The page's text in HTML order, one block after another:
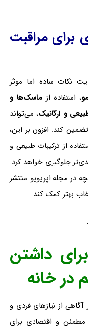
برای مراقبت
نکات ساده اما موثر
، استفاده از ماسک‌ها و
و ارگانیک، می‌تواند
کند. افزون بر این،
از ترکیبات طبیعی و
جلوگیری خواهد کرد.
در مجله اپریویو منتشر
بهتر کمک کند.
.
داشتن
خانه
آگاهی از نیازهای فردی و
مطمئن و اقتصادی برای